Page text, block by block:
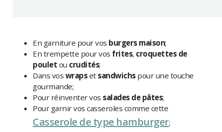
En garniture pour vos burgers maison;
En trempette pour vos frites, croquettes de
poulet ou crudités;
Dans vos wrapset sandwichspour une touche
gourmande;
Pour réinventer vos salades de pâtes;
Pour garnir vos casseroles comme cette
Casserole de type hamburger;